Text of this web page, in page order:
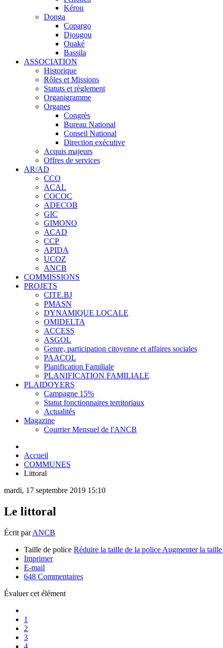
Kérou
Donga
Copargo
Djougou
Ouaké
Bassila
ASSOCIATION
Historique
Rôles et Missions
Statuts et règlement
Organigramme
Organes
Congrès
Bureau National
Conseil National
Direction exécutive
Acquis majeurs
Offres de services
AR/AD
CCO
ACAL
COCOC
ADECOB
GIC
GIMONO
ACAD
CCP
APIDA
UCOZ
ANCB
COMMISSIONS
PROJETS
CITE.BJ
PMASN
DYNAMIQUE LOCALE
OMIDELTA
ACCESS
ASGOL
Genre, participation citoyenne et affaires sociales
PAACOL
Planification Familiale
PLANIFICATION FAMILIALE
PLAIDOYERS
Campagne 15%
Statut fonctionnaires territoriaux
Actualités
Magazine
Courrier Mensuel de l'ANCB
Accueil
COMMUNES
Littoral
mardi, 17 septembre 2019 15:10
Le littoral
Écrit parANCB
Taille de police Réduire la taille de la police Augmenter la
Imprimer
E-mail
648 Commentaires
Évaluer cet élément
1
2
3
4